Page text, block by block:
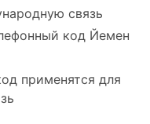
связь
код Йемен
применятся для